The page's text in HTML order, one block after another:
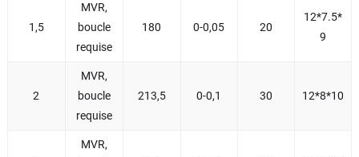
1,5
MVR,
boucle
requise
180 0-0,05 20
12*7.5*
9
2
MVR,
boucle
requise
213,5 0-0,1 30 12*8*10
MVR,